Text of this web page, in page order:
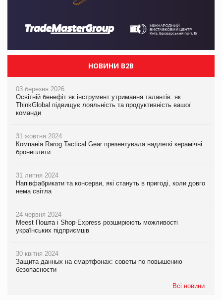
НОВИНИ B2B
03 березня 2026
Освітній бенефіт як інструмент утримання талантів: як
ThinkGlobal підвищує лояльність та продуктивність вашої
команди
31 жовтня 2024
Компанія Rarog Tactical Gear презентувала надлегкі керамічні
бронеплити
31 липня 2024
Напівфабрикати та консерви, які стануть в пригоді, коли довго
нема світла
24 червня 2024
Meest Пошта і Shop-Express розширюють можливості
українських підприємців
30 квітня 2024
Защита данных на смартфонах: советы по повышению
безопасности
Всі новини